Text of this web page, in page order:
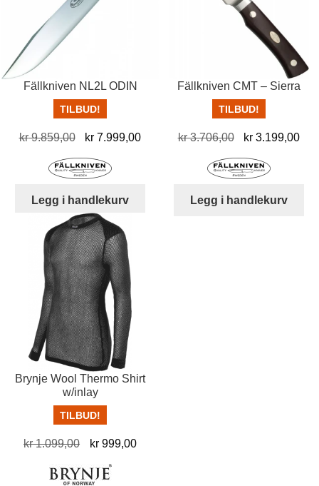
Fällkniven NL2L ODIN
TILBUD!
kr9.859,00
Opprinnelig
pris
var:
kr 7.999,00Nåværende
Legg i handlekurv
Fällkniven CMT – Sierra
TILBUD!
kr3.706,00
Opprinnelig
pris
var:
kr 3.199,00
Legg i handlekurv
Brynje Wool Thermo Shirt
w/inlay
TILBUD!
kr1.099,00
Opprinnelig
var:
kr999,00Nåværende